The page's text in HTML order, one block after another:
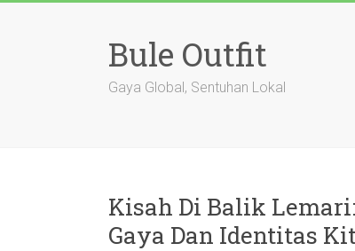
Bule Outfit
Gaya Global, Sentuhan Lokal
Kisah Di Balik
Gaya Dan Identitas